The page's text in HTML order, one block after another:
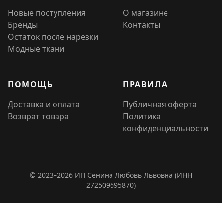
Новые поступления
Бренды
Остаток после нарезки
Модные ткани
О магазине
Контакты
ПОМОЩЬ
Доставка и оплата
Возврат товара
ПРАВИЛА
Публичная оферта
Политика
конфиденциальности
© 2023–2026 ИП Сенина Любовь Львовна (ИНН
272509695870)